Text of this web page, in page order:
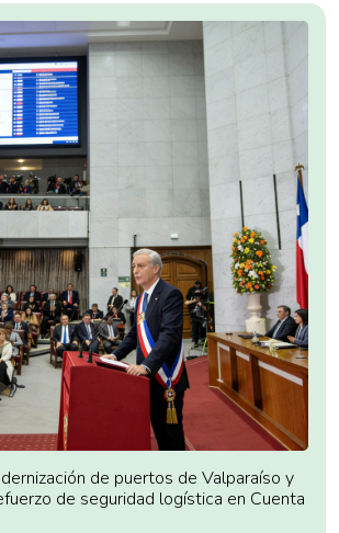
de puertos de Valparaíso y
de seguridad logística en Cuenta